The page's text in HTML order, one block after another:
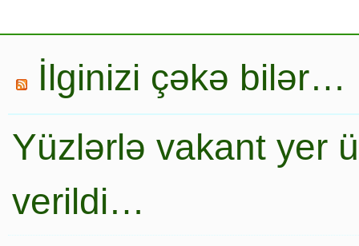
İlginizi çəkə bilər…
Yüzlərlə vakant yer
verildi…